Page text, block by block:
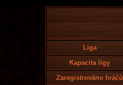
Liga
Kapacita ligy
Zaregistrováno hráčů